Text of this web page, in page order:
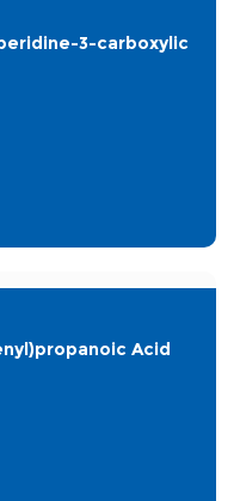
3-carboxylic
Acid